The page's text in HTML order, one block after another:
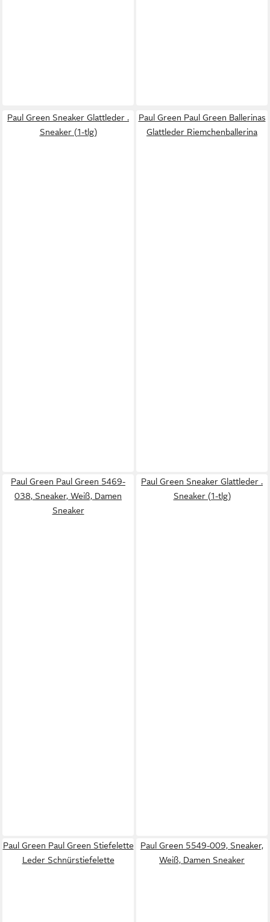
Paul Green Sneaker Glattleder .
Sneaker (1-tlg)
Paul Green Paul Green Ballerinas
Glattleder Riemchenballerina
Paul Green Paul Green 5469-
038, Sneaker, Weiß, Damen
Sneaker
Paul Green Sneaker Glattleder .
Sneaker (1-tlg)
Paul Green Paul Green Stiefelette
Leder Schnürstiefelette
Paul Green 5549-009, Sneaker,
Weiß, Damen Sneaker